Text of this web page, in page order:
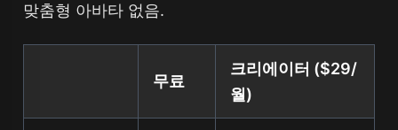
맞춤형 아바타 없음.
무료
크리에이터 ($29/
월)